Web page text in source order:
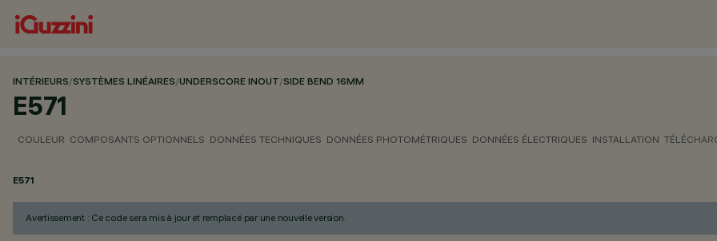
INTÉRIEURS/SYSTÈMES LINÉAIRES/UNDERSCORE INOUT/SIDE BEND 16MM
E571
COULEUR COMPOSANTS OPTIONNELS DONNÉES TECHNIQUES DONNÉES PHOTOMÉTRIQUES DONNÉES ÉLECTRIQUES INSTALLATION
E571
Avertissement : Ce code sera mis à jour et remplacé par une nouvelle version.